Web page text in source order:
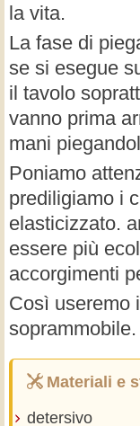
la vita.
La fase di
se si esegue
il tavolo
vanno prima
mani
Poniamo
prediligiamo i
elasticizzato.
essere più
accorgimenti
Così useremo
soprammobile.
Materiali e
detersivo